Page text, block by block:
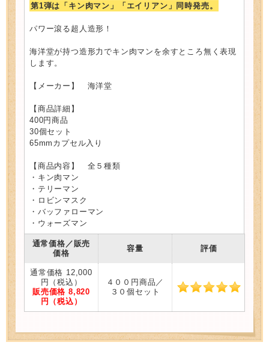
第1弾は「キン肉マン」「エイリアン」同時発売。
パワー滾る超人造形！
海洋堂が持つ造形力でキン肉マンを余すところ無く表現
します。
【メーカー】 海洋堂
【商品詳細】
400円商品
30個セット
65mmカプセル入り
【商品内容】 全５種類
・キン肉マン
・テリーマン
・ロビンマスク
・バッファローマン
・ウォーズマン
通常価格／販売
価格
容量 評価
通常価格 12,000
円（税込）
販売価格 8,820
円（税込）
４００円商品／
３０個セット